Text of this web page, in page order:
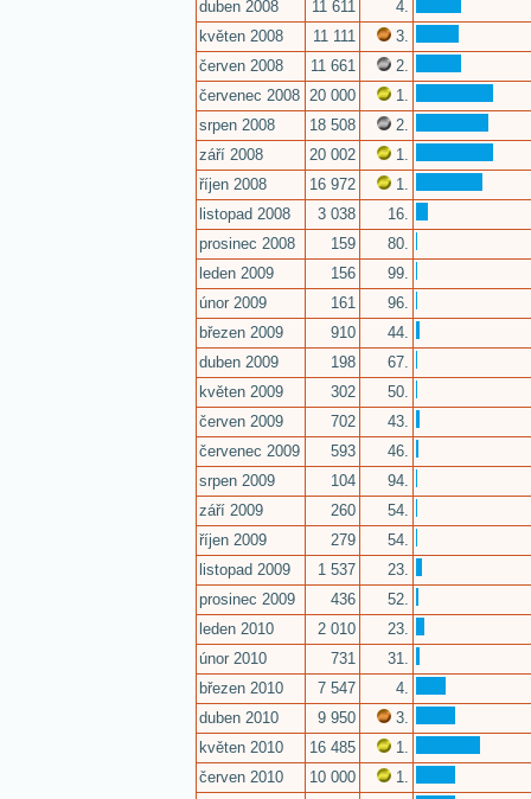
duben 2008
11 611
4.
květen 2008
11 111
3.
červen 2008
11 661
2.
červenec 2008 20 000
1.
srpen 2008
18 508
2.
září 2008
20 002
1.
říjen 2008
16 972
1.
listopad 2008
3 038
16.
prosinec 2008
159
80.
leden 2009
156
99.
únor 2009
161
96.
březen 2009
910
44.
duben 2009
198
67.
květen 2009
302
50.
červen 2009
702
43.
červenec 2009
593
46.
srpen 2009
104
94.
září 2009
260
54.
říjen 2009
279
54.
listopad 2009
1 537
23.
prosinec 2009
436
52.
leden 2010
2 010
23.
únor 2010
731
31.
březen 2010
7 547
4.
duben 2010
9 950
3.
květen 2010
16 485
1.
červen 2010
10 000
1.